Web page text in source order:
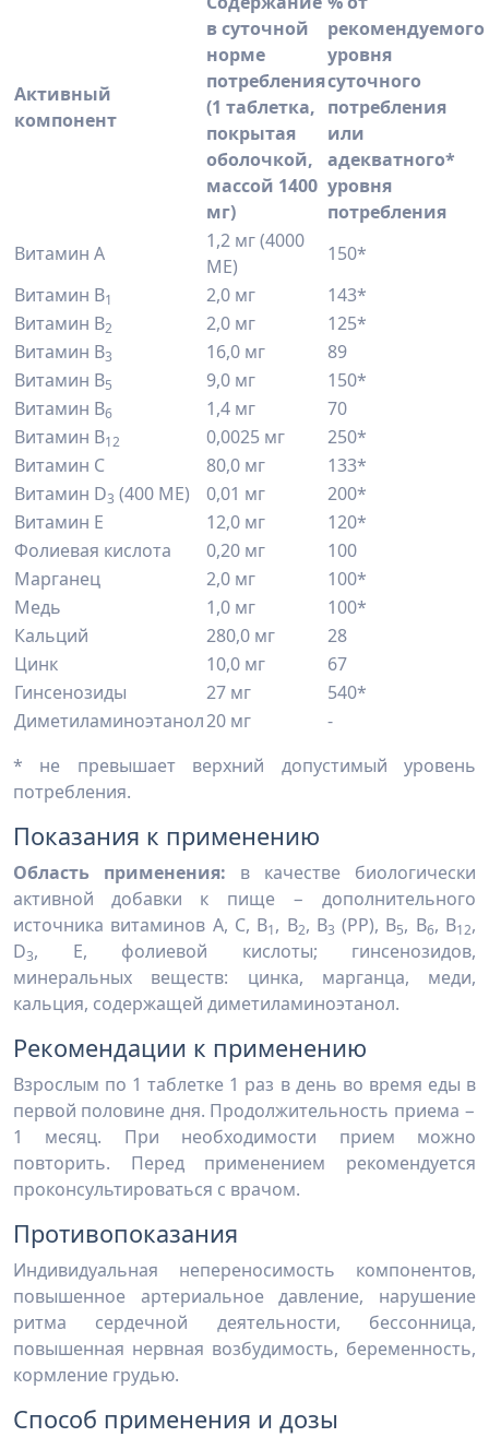
Активный
компонент
в суточной
норме
потребления
(1 таблетка,
покрытая
оболочкой,
массой 1400
мг)
рекомендуемого
уровня
суточного
потребления
или
адекватного*
уровня
потребления
Витамин А
1,2 мг (4000
МЕ)
150*
Витамин В1 2,0 мг
143*
Витамин В2 2,0 мг
125*
Витамин В3 16,0 мг
89
Витамин В5 9,0 мг
150*
Витамин В6 1,4 мг
70
Витамин В12 0,0025 мг
250*
Витамин С
80,0 мг
133*
Витамин D3 (400 МЕ) 0,01 мг
200*
Витамин E
12,0 мг
120*
Фолиевая кислота
0,20 мг
100
Марганец
2,0 мг
100*
Медь
1,0 мг
100*
Кальций
280,0 мг
28
Цинк
10,0 мг
67
Гинсенозиды
27 мг
540*
Диметиламиноэтанол20 мг
-
* не превышает верхний допустимый уровень
потребления.
Показания к применению
Область применения: в качестве биологически
активной добавки к пище − дополнительного
источника витаминов А, С, B1, B2, В3 (РР), В5, В6, В12,
D3, Е, фолиевой кислоты; гинсенозидов,
минеральных веществ: цинка, марганца, меди,
кальция, содержащей диметиламиноэтанол.
Рекомендации к применению
Взрослым по 1 таблетке 1 раз в день во время еды в
первой половине дня. Продолжительность приема −
1 месяц. При необходимости прием можно
повторить. Перед применением рекомендуется
проконсультироваться с врачом.
Противопоказания
Индивидуальная непереносимость компонентов,
повышенное артериальное давление, нарушение
ритма сердечной деятельности, бессонница,
повышенная нервная возбудимость, беременность,
кормление грудью.
Способ применения и дозы